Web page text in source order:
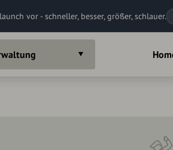
vor - schneller, besser, größer, schlauer.